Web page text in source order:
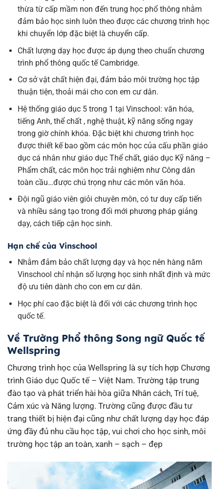
thừa từ cấp mầm non đến trung học phổ thông nhằm
đảm bảo học sinh luôn theo được các chương trình học
khi chuyển lớp đặc biệt là chuyển cấp.
Chất lượng dạy học được áp dụng theo chuẩn chương
trình phổ thông quốc tế Cambridge.
Cơ sở vật chất hiện đại, đảm bảo môi trường học tập
thuận tiện, thoải mái cho con em cư dân.
Hệ thống giáo dục 5 trong 1 tại Vinschool: văn hóa,
tiếng Anh, thể chất , nghệ thuật, kỹ năng sống ngay
trong giờ chính khóa. Đặc biệt khi chương trình học
được thiết kế bao gồm các môn học của cấu phần giáo
dục cá nhân như giáo dục Thể chất, giáo dục Kỹ năng –
Phẩm chất, các môn học trải nghiệm như Công dân
toàn cầu…được chú trọng như các môn văn hóa.
Đội ngũ giáo viên giỏi chuyên môn, có tư duy cấp tiến
và nhiều sáng tạo trong đổi mới phương pháp giảng
dạy, cách tiếp cận học sinh.
Hạn chế của Vinschool
Nhằm đảm bảo chất lượng dạy và học nên hàng năm
Vinschool chỉ nhận số lượng học sinh nhất định và mức
độ ưu tiên dành cho con em cư dân.
Học phí cao đặc biệt là đối với các chương trình học
quốc tế.
Về Trường Phổ thông Song ngữ Quốc tế
Wellspring
Chương trình học của Wellspring là sự tích hợp Chương
trình Giáo dục Quốc tế – Việt Nam. Trường tập trung
đào tạo và phát triển hài hòa giữa Nhân cách, Trí tuệ,
Cảm xúc và Năng lượng. Trường cũng được đầu tư
trang thiết bị hiện đại cũng như chất lượng dạy học đáp
ứng đầy đủ nhu cầu học tập, vui chơi cho học sinh, môi
trường học tập an toàn, xanh – sạch – đẹp